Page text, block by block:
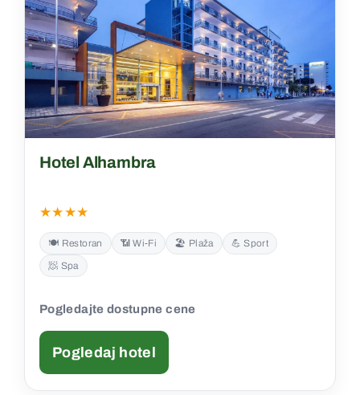
Hotel Alhambra
★★★★
🍽️ Restoran 📶 Wi‑Fi 🏖️ Plaža
💪 Sport
🧖 Spa
Pogledajte dostupne cene
Pogledaj hotel